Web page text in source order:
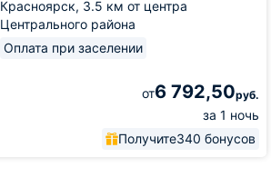
Красноярск, 3.5 км от центра
Центрального района
Оплата при заселении
от6 792,50руб.
за 1 ночь
Получите340 бонусов